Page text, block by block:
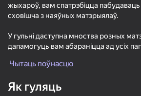
Майнкрафт Дробилка
Сломай Бедрок!
жыхароў, вам спатрэбіцца пабудаваць
сховішча з наяўных матэрыялаў.
У гульні даступна мноства розных
дапамогуць вам абараніцца ад усіх
Чытаць поўнасцю
Як гуляць